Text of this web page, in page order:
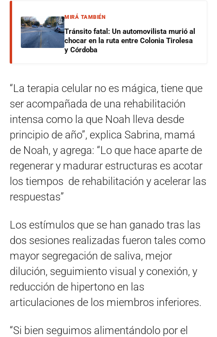
MIRÁ TAMBIÉN
Tránsito fatal: Un automovilista murió al
chocar en la ruta entre Colonia Tirolesa
y Córdoba
“La terapia celular no es mágica, tiene que
ser acompañada de una rehabilitación
intensa como la que Noah lleva desde
principio de año”, explica Sabrina, mamá
de Noah, y agrega: “Lo que hace aparte de
regenerar y madurar estructuras es acotar
los tiempos de rehabilitación y acelerar las
respuestas”
Los estímulos que se han ganado tras las
dos sesiones realizadas fueron tales como
mayor segregación de saliva, mejor
dilución, seguimiento visual y conexión, y
reducción de hipertono en las
articulaciones de los miembros inferiores.
“Si bien seguimos alimentándolo por el